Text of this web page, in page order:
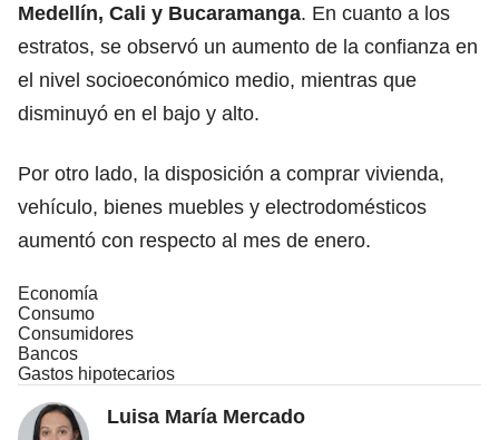
Medellín, Cali y Bucaramanga. En cuanto a los
estratos, se observó un aumento de la confianza en
el nivel socioeconómico medio, mientras que
disminuyó en el bajo y alto.
Por otro lado, la disposición a comprar vivienda,
vehículo, bienes muebles y electrodomésticos
aumentó con respecto al mes de enero.
Economía
Consumo
Consumidores
Bancos
Gastos hipotecarios
Luisa María Mercado